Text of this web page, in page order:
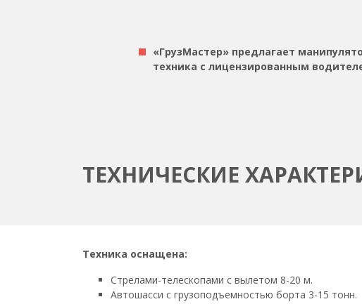
«ГрузМастер» предлагает
техника с лицензированным
ТЕХНИЧЕСКИЕ
Техника оснащена:
Стрелами-телескопами с вылетом 8-20 м.
Автошасси с грузоподъемностью борта 3-15 тонн.